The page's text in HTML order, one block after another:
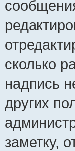
сколько
надпись
других
заметку,